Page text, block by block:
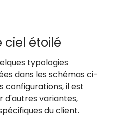
ciel étoilé
typologies
dans les schémas ci-
configurations, il est
d'autres variantes,
du client.